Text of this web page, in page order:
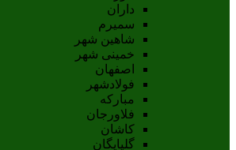
داران
سمیرم
شاهین شهر
خمینی شهر
اصفهان
فولادشهر
مبارکه
فلاورجان
کاشان
گلپايگان